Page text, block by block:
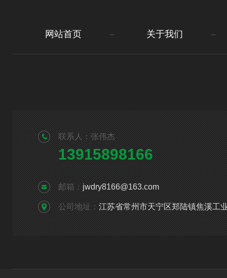
网站首页 关于我们
联系人：张伟杰
13915898166
邮箱： jwdry8166@163.com
公司地址： 江苏省常州市天宁区郑陆镇焦溪工